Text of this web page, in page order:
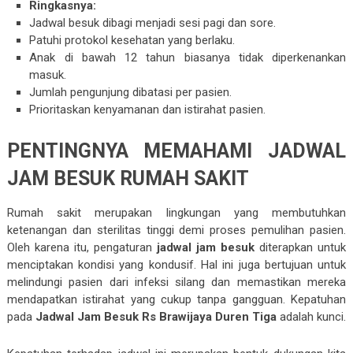
Ringkasnya:
Jadwal besuk dibagi menjadi sesi pagi dan sore.
Patuhi protokol kesehatan yang berlaku.
Anak di bawah 12 tahun biasanya tidak diperkenankan
masuk.
Jumlah pengunjung dibatasi per pasien.
Prioritaskan kenyamanan dan istirahat pasien.
PENTINGNYA MEMAHAMI JADWAL
JAM BESUK RUMAH SAKIT
Rumah sakit merupakan lingkungan yang membutuhkan
ketenangan dan sterilitas tinggi demi proses pemulihan pasien.
Oleh karena itu, pengaturan jadwal jam besuk diterapkan untuk
menciptakan kondisi yang kondusif. Hal ini juga bertujuan untuk
melindungi pasien dari infeksi silang dan memastikan mereka
mendapatkan istirahat yang cukup tanpa gangguan. Kepatuhan
pada Jadwal Jam Besuk Rs Brawijaya Duren Tigaadalah kunci.